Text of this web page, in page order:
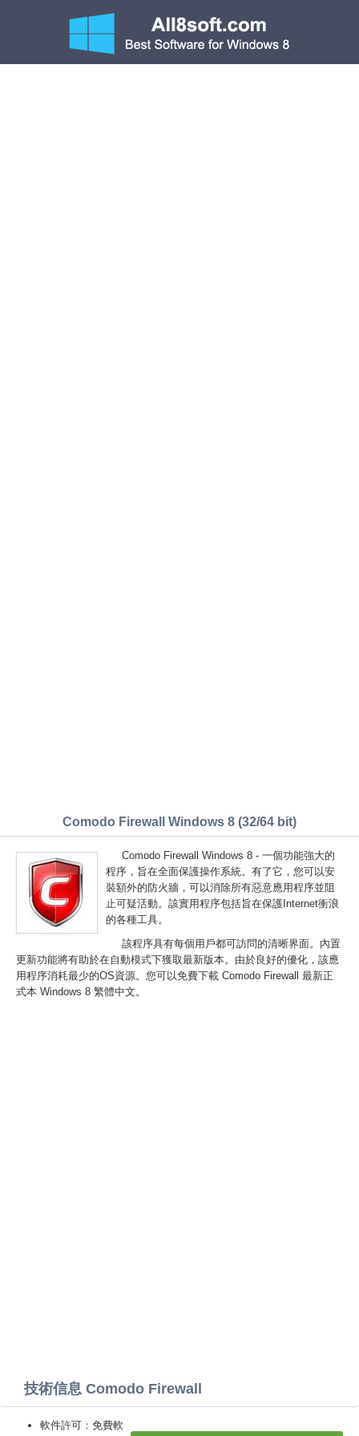
Comodo Firewall Windows 8 (32/64 bit)
Comodo Firewall Windows 8 - 一個功能強大的
程序，旨在全面保護操作系統。有了它，您可以安
裝額外的防火牆，可以消除所有惡意應用程序並阻
止可疑活動。該實用程序包括旨在保護Internet衝浪
的各種工具。
該程序具有每個用戶都可訪問的清晰界面。內置
更新功能將有助於在自動模式下獲取最新版本。由於良好的優化，該應
用程序消耗最少的OS資源。您可以免費下載 Comodo Firewall 最新正
式本 Windows 8 繁體中文。
技術信息 Comodo Firewall
軟件許可：免費軟